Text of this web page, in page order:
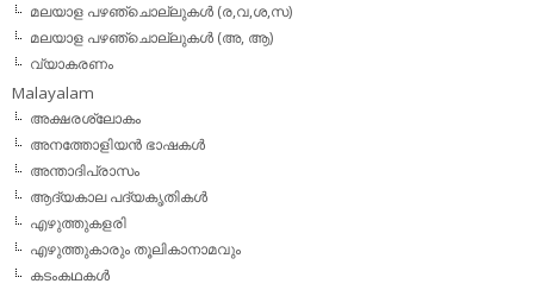
മലയാള പഴഞ്ചൊല്ലുകള്‍ (ര,വ,ശ,സ)
മലയാള പഴഞ്ചൊല്ലുകൾ (അ, ആ)
വ്യാകരണം
Malayalam
അക്ഷരശ്ലോകം
അനത്തോളിയന്‍ ഭാഷകള്‍
അന്താദിപ്രാസം
ആദ്യകാല പദ്യകൃതികള്‍
എഴുത്തുകളരി
എഴുത്തുകാരും തൂലികാനാമവും
കടംകഥകള്‍